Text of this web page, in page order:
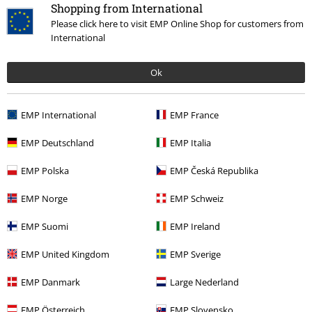
Shopping from International
Please click here to visit EMP Online Shop for customers from
International
Ok
EMP International EMP France
EMP Deutschland EMP Italia
EMP Polska EMP Česká Republika
EMP Norge EMP Schweiz
EMP Suomi EMP Ireland
EMP United Kingdom EMP Sverige
EMP Danmark Large Nederland
kr 220.95